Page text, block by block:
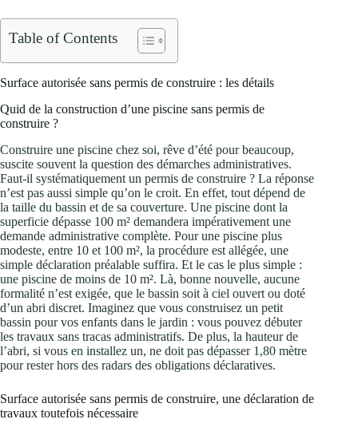
Table of Contents
Surface autorisée sans permis de construire : les détails
Quid de la construction d’une piscine sans permis de
construire ?
Construire une piscine chez soi, rêve d’été pour beaucoup,
suscite souvent la question des démarches administratives.
Faut-il systématiquement un permis de construire ? La réponse
n’est pas aussi simple qu’on le croit. En effet, tout dépend de
la taille du bassin et de sa couverture. Une piscine dont la
superficie dépasse 100 m² demandera impérativement une
demande administrative complète. Pour une piscine plus
modeste, entre 10 et 100 m², la procédure est allégée, une
simple déclaration préalable suffira. Et le cas le plus simple :
une piscine de moins de 10 m². Là, bonne nouvelle, aucune
formalité n’est exigée, que le bassin soit à ciel ouvert ou doté
d’un abri discret. Imaginez que vous construisez un petit
bassin pour vos enfants dans le jardin : vous pouvez débuter
les travaux sans tracas administratifs. De plus, la hauteur de
l’abri, si vous en installez un, ne doit pas dépasser 1,80 mètre
pour rester hors des radars des obligations déclaratives.
Surface autorisée sans permis de construire, une déclaration de
travaux toutefois nécessaire